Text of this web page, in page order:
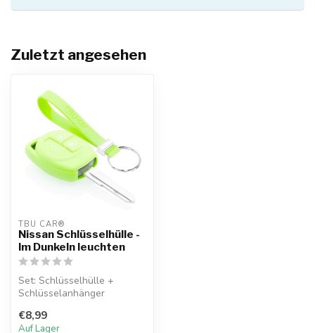
Zuletzt angesehen
TBU CAR®
Nissan Schlüsselhülle -
Im Dunkeln leuchten
Set: Schlüsselhülle +
Schlüsselanhänger
€8,99
Auf Lager